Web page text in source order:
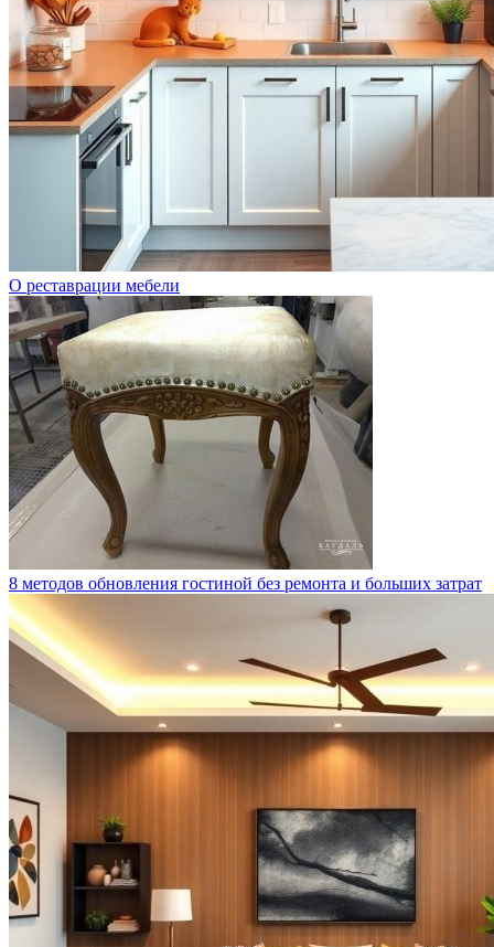
О реставрации мебели
8 методов обновления гостиной без ремонта и больших затрат